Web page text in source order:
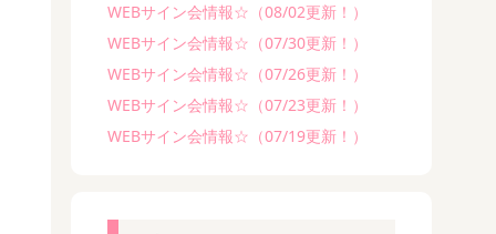
WEBサイン会情報☆（08/02更新！）
WEBサイン会情報☆（07/30更新！）
WEBサイン会情報☆（07/26更新！）
WEBサイン会情報☆（07/23更新！）
WEBサイン会情報☆（07/19更新！）